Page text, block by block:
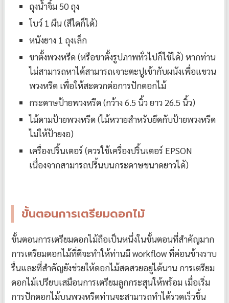
ถุงน้ำจิ้ม 50 ถุง
โบว์ 1 ผืน (สีใดก็ได้)
หนังยาง 1 ถุงเล็ก
ขาตั้งพวงหรีด (หรือขาตั้งรูปภาพทั่วไปก็ใช้ได้) หากท่าน
ไม่สามารถหาได้สามารถเจาะตะปูเข้ากับผนังเพื่อแขวน
พวงหรีด เพื่อให้สะดวกต่อการปักดอกไม้
กระดาษป้ายพวงหรีด (กว้าง 6.5 นิ้ว ยาว 26.5 นิ้ว)
ไม้ดามป้ายพวงหรีด (ไม้หวายสำหรับยึดกับป้ายพวงหรีด
ไม่ให้ป้ายงอ)
เครื่องปริ้นเตอร์ (ควรใช้เครื่องปริ้นเตอร์ EPSON
เนื่องจากสามารถปริ้นบนกระดาษขนาดยาวได้)
ขั้นตอนการเตรียมดอกไม้
ขั้นตอนการเตรียมดอกไม้ถือเป็นหนึ่งในขั้นตอนที่สำคัญมาก
การเตรียมดอกไม้ที่ดีจะทำให้ท่านมี workflow ที่ค่อนข้างราบ
รื่นและที่สำคัญยังช่วยให้ดอกไม้สดสวยอยู่ได้นาน การเตรียม
ดอกไม้เปรียบเสมือนการเตรียมลูกกระสุนให้พร้อม เมื่อเริ่ม
การปักดอกไม้บนพวงหรีดท่านจะสามารถทำได้รวดเร็วขึ้น